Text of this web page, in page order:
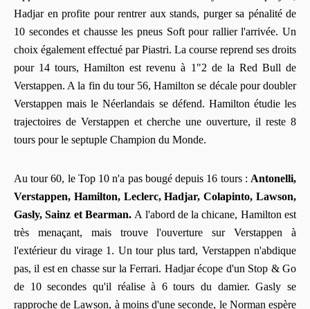
Hadjar en profite pour rentrer aux stands, purger sa pénalité de
10 secondes et chausse les pneus Soft pour rallier l'arrivée. Un
choix également effectué par Piastri. La course reprend ses droits
pour 14 tours, Hamilton est revenu à 1"2 de la Red Bull de
Verstappen. A la fin du tour 56, Hamilton se décale pour doubler
Verstappen mais le Néerlandais se défend. Hamilton étudie les
trajectoires de Verstappen et cherche une ouverture, il reste 8
tours pour le septuple Champion du Monde.
Au tour 60, le Top 10 n'a pas bougé depuis 16 tours : Antonelli,
Verstappen, Hamilton, Leclerc, Hadjar, Colapinto, Lawson,
Gasly, Sainz et Bearman. A l'abord de la chicane, Hamilton est
très menaçant, mais trouve l'ouverture sur Verstappen à
l'extérieur du virage 1. Un tour plus tard, Verstappen n'abdique
pas, il est en chasse sur la Ferrari. Hadjar écope d'un Stop & Go
de 10 secondes qu'il réalise à 6 tours du damier. Gasly se
rapproche de Lawson, à moins d'une seconde, le Norman espère